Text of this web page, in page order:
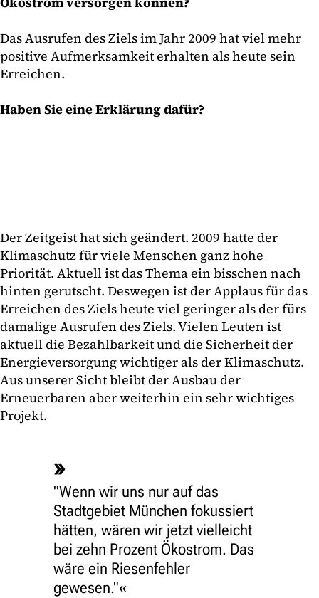
Das Ausrufen des Ziels im Jahr 2009 hat viel mehr
positive Aufmerksamkeit erhalten als heute sein
Erreichen.
Haben Sie eine Erklärung dafür?
Der Zeitgeist hat sich geändert. 2009 hatte der
Klimaschutz für viele Menschen ganz hohe
Priorität. Aktuell ist das Thema ein bisschen nach
hinten gerutscht. Deswegen ist der Applaus für das
Erreichen des Ziels heute viel geringer als der fürs
damalige Ausrufen des Ziels. Vielen Leuten ist
aktuell die Bezahlbarkeit und die Sicherheit der
Energieversorgung wichtiger als der Klimaschutz.
Aus unserer Sicht bleibt der Ausbau der
Erneuerbaren aber weiterhin ein sehr wichtiges
Projekt.
"Wenn wir uns nur auf das
Stadtgebiet München fokussiert
hätten, wären wir jetzt vielleicht
bei zehn Prozent Ökostrom. Das
wäre ein Riesenfehler
gewesen."